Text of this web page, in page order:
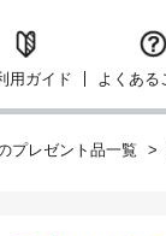
用ガイド よくある
プレゼント品一覧